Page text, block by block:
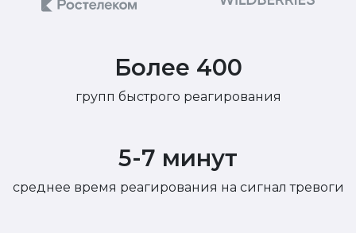
Более 400
групп быстрого реагирования
5-7 минут
среднее время реагирования на сигнал тревоги